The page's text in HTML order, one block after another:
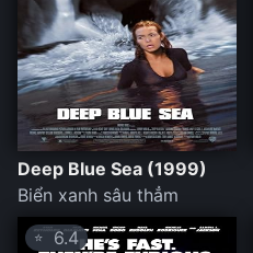
Deep Blue Sea (1999)
Biển xanh sâu thẳm
⭐6.4